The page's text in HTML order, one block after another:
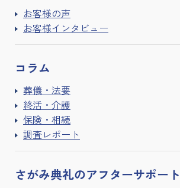
お客様の声
お客様インタビュー
コラム
葬儀・法要
終活・介護
保険・相続
調査レポート
さがみ典礼のアフターサポート